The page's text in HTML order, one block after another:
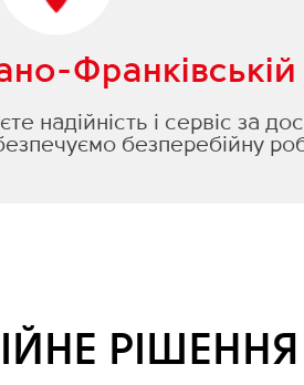
Франківській
надійність і сервіс за
безперебійну